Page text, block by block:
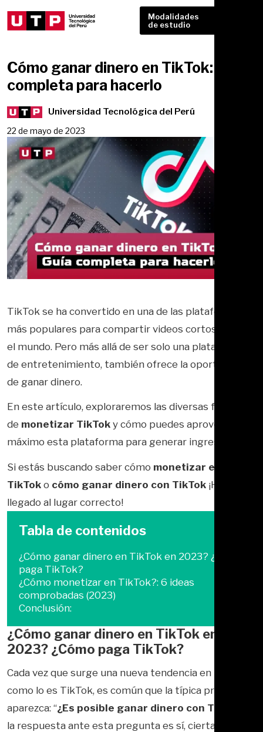
Modalidades
de estudio
Cómo ganar dinero en TikTok: Guía
completa para hacerlo
Universidad Tecnológica del Perú
22 de mayo de 2023
TikTok se ha convertido en una de las plataformas
más populares para compartir videos cortos en todo
el mundo. Pero más allá de ser solo una plataforma
de entretenimiento, también ofrece la oportunidad
de ganar dinero.
En este artículo, exploraremos las diversas formas
de monetizar TikTok y cómo puedes aprovechar al
máximo esta plataforma para generar ingresos.
Si estás buscando saber cómo monetizar en
TikTok o cómo ganar dinero con TikTok ¡Has
llegado al lugar correcto!
Tabla de contenidos
¿Cómo ganar dinero en TikTok en 2023? ¿Cómo
paga TikTok?
¿Cómo monetizar en TikTok?: 6 ideas
comprobadas (2023)
Conclusión:
¿Cómo ganar dinero en TikTok en
2023? ¿Cómo paga TikTok?
Cada vez que surge una nueva tendencia en internet
como lo es TikTok, es común que la típica pregunta
aparezca: “¿Es posible ganar dinero con TikTok?
la respuesta ante esta pregunta es sí, ciertamente